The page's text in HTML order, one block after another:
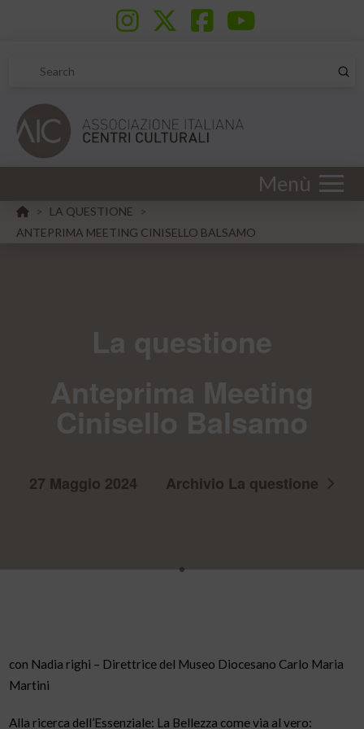
Search
Menù
HOME
> LA QUESTIONE
>
ANTEPRIMA MEETING CINISELLO BALSAMO
27 Maggio 2024 Archivio La questione
con Nadia righi – Direttrice del Museo Diocesano Carlo Maria
Martini
Alla ricerca dell’Essenziale: La Bellezza come via al vero: